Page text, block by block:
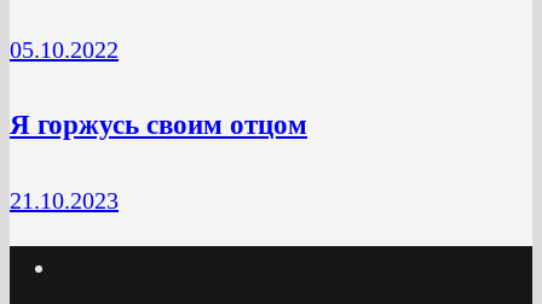
05.10.2022
Я горжусь своим отцом
21.10.2023